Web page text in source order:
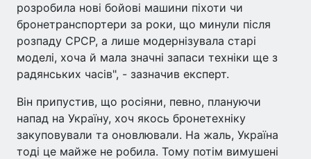
розробила нові бойові машини піхоти чи
бронетранспортери за роки, що минули після
розпаду СРСР, а лише модернізувала старі
моделі, хоча й мала значні запаси техніки ще з
радянських часів", - зазначив експерт.
Він припустив, що росіяни, певно, плануючи
напад на Україну, хоч якось бронетехніку
закуповували та оновлювали. На жаль, Україна
тоді це майже не робила. Тому потім вимушені